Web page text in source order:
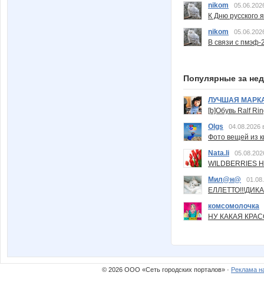
nikom
К Дню русского
nikom
В связи с пмэф-
Популярные за
ЛУЧШАЯ
[b]Обувь Ralf
Olgs
04.08.2026
Фото вещей из
Nata.li
Мил@н@
комсомолочка
НУ КАКАЯ
© 2026 ООО «Сеть городских порталов» · Реклама